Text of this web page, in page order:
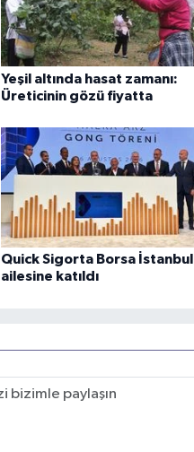
Yeşil altında hasat zamanı:
Üreticinin gözü fiyatta
Quick Sigorta Borsa İstanbul
ailesine katıldı